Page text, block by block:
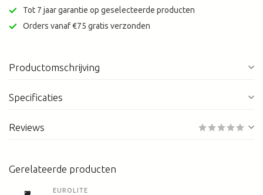
Tot 7 jaar garantie op geselecteerde producten
Orders vanaf €75 gratis verzonden
Productomschrijving
Specificaties
Reviews
Gerelateerde producten
EUROLITE